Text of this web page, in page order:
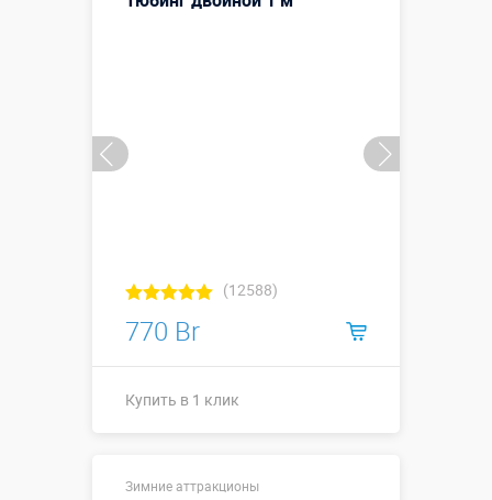
(12588)
770 Br
Купить в 1 клик
Зимние аттракционы